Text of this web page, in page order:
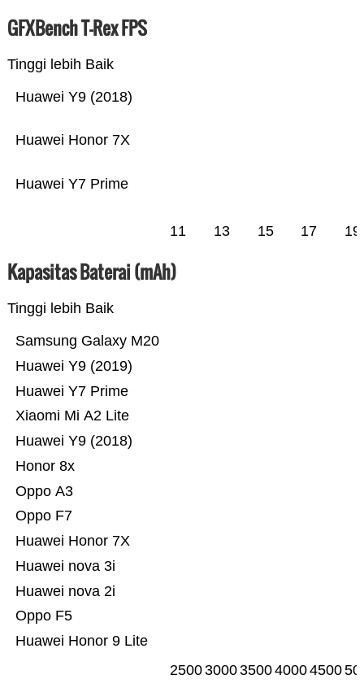
GFXBench T-Rex FPS
Tinggi lebih Baik
Huawei Y7 Prime
Huawei Honor 7X
Huawei Y9 (2018)
11 13 15 17 19
Kapasitas Baterai (mAh)
Tinggi lebih Baik
Huawei Honor 9 Lite
Oppo F5
Huawei nova 2i
Huawei nova 3i
Huawei Honor 7X
Oppo F7
Oppo A3
Honor 8x
Huawei Y9 (2018)
Xiaomi Mi A2 Lite
Huawei Y7 Prime
Huawei Y9 (2019)
Samsung Galaxy M20
25003000350040004500